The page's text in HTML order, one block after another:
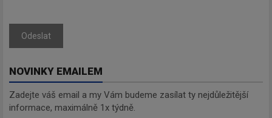
Odeslat
NOVINKY EMAILEM
Zadejte váš email a my Vám budeme zasílat ty nejdůležitější
informace, maximálně 1x týdně.